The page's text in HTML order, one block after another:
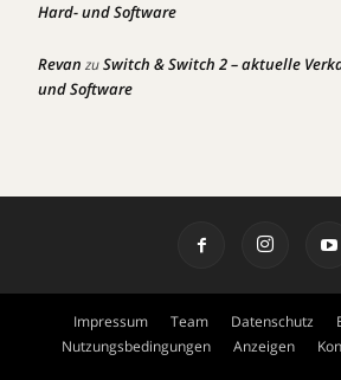
Hard- und Software
Revan zuSwitch & Switch 2 – aktuelle
und Software
Impressum Team Datenschutz
Nutzungsbedingungen
Anzeigen